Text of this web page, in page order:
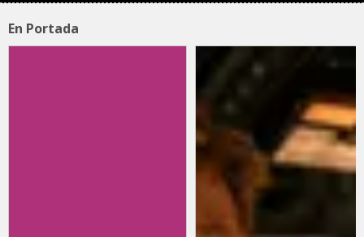
En Portada